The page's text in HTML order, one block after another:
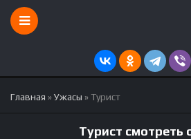
Главная »Ужасы » Турист
Турист смотреть